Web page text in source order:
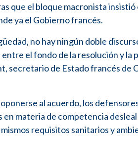
que el bloque macronista
ya el Gobierno francés.
no hay ningún doble
el fondo de la resolución y
secretario de Estado francés de
al acuerdo, los
materia de competencia
requisitos sanitarios y